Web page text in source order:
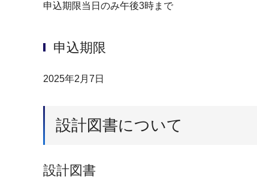
申込期限当日のみ午後3時まで
申込期限
2025年2月7日
設計図書について
設計図書